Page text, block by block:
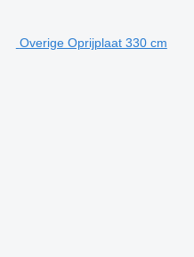
Overige Oprijplaat 330 cm